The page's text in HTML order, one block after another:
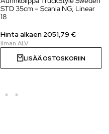
STD 35cm – Scania NG, Linear
18
Hinta alkaen 2051,79 €
LISÄÄ OSTOSKORIIN